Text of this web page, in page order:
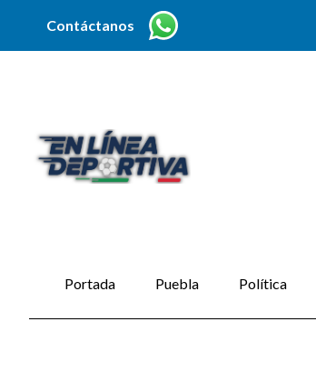
Contáctanos
Portada Puebla Política